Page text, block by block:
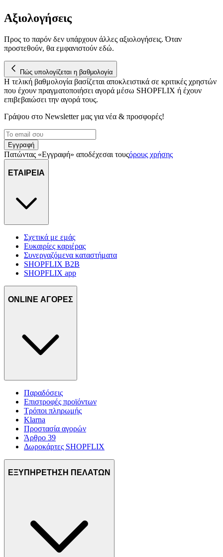
Αξιολογήσεις
Προς το παρόν δεν υπάρχουν άλλες αξιολογήσεις. Όταν
προστεθούν, θα εμφανιστούν εδώ.
Πώς υπολογίζεται η βαθμολογία
Η τελική βαθμολογία βασίζεται αποκλειστικά σε κριτικές χρηστών
που έχουν πραγματοποιήσει αγορά μέσω SHOPFLIX ή έχουν
επιβεβαιώσει την αγορά τους.
Γράψου στο Νewsletter μας για νέα & προσφορές!
Εγγραφή
Πατώντας «Εγγραφή» αποδέχεσαι τουςόρους χρήσης
ΕΤΑΙΡΕΙΑ
Σχετικά με εμάς
Ευκαιρίες καριέρας
Συνεργαζόμενα καταστήματα
SHOPFLIX B2B
SHOPFLIX app
ONLINE ΑΓΟΡΕΣ
Παραδόσεις
Επιστροφές προϊόντων
Τρόποι πληρωμής
Klarna
Προστασία αγορών
Άρθρο 39
Δωροκάρτες SHOPFLIX
ΕΞΥΠΗΡΕΤΗΣΗ ΠΕΛΑΤΩΝ